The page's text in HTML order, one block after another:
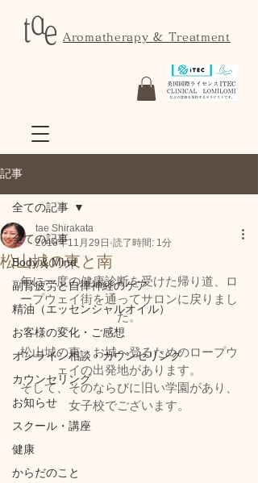
Aromatherapy & Treatment
記事
全ての記事
Body & Mind
副腎疲労と自律神経のケア
精油（エッセンシャルオイル）
お客様の変化・ご感想
オンライン相談・カウンセリング
カウンセリング
お知らせ
スクール・講座
健康
からだのこと
全ての記事
松山城の東と南
tae Shirakata
2018年11月29日 読了時間: 1分
年に一度の健康診断を受けた帰り道、ロ
ープウェイ街を通ってサロンに戻りまし
た。
松山城の東、お城へ登るためのロープウ
ェイの出発地があります。
そして、そのならびに旧い学園があり、
女子校でございます。